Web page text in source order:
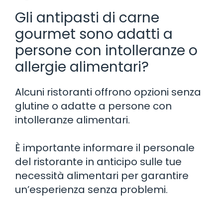
Gli antipasti di carne
gourmet sono adatti a
persone con intolleranze o
allergie alimentari?
Alcuni ristoranti offrono opzioni senza
glutine o adatte a persone con
intolleranze alimentari.
È importante informare il personale
del ristorante in anticipo sulle tue
necessità alimentari per garantire
un’esperienza senza problemi.